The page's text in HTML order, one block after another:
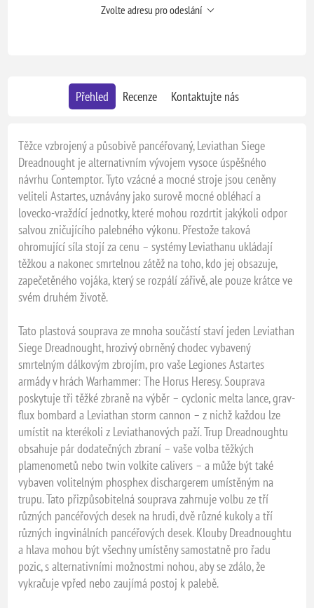
Zvolte adresu pro odeslání
Přehled Recenze Kontaktujte nás
Těžce vzbrojený a působivě pancéřovaný, Leviathan Siege
Dreadnought je alternativním vývojem vysoce úspěšného
návrhu Contemptor. Tyto vzácné a mocné stroje jsou ceněny
veliteli Astartes, uznávány jako surově mocné obléhací a
lovecko-vraždící jednotky, které mohou rozdrtit jakýkoli odpor
salvou zničujícího palebného výkonu. Přestože taková
ohromující síla stojí za cenu – systémy Leviathanu ukládají
těžkou a nakonec smrtelnou zátěž na toho, kdo jej obsazuje,
zapečetěného vojáka, který se rozpálí zářivě, ale pouze krátce ve
svém druhém životě.
Tato plastová souprava ze mnoha součástí staví jeden Leviathan
Siege Dreadnought, hrozivý obrněný chodec vybavený
smrtelným dálkovým zbrojím, pro vaše Legiones Astartes
armády v hrách Warhammer: The Horus Heresy. Souprava
poskytuje tři těžké zbraně na výběr – cyclonic melta lance, grav-
flux bombard a Leviathan storm cannon – z nichž každou lze
umístit na kterékoli z Leviathanových paží. Trup Dreadnoughtu
obsahuje pár dodatečných zbraní – vaše volba těžkých
plamenometů nebo twin volkite calivers – a může být také
vybaven volitelným phosphex dischargerem umístěným na
trupu. Tato přizpůsobitelná souprava zahrnuje volbu ze tří
různých pancéřových desek na hrudi, dvě různé kukoly a tří
různých ingvinálních pancéřových desek. Klouby Dreadnoughtu
a hlava mohou být všechny umístěny samostatně pro řadu
pozic, s alternativními možnostmi nohou, aby se zdálo, že
vykračuje vpřed nebo zaujímá postoj k palebě.